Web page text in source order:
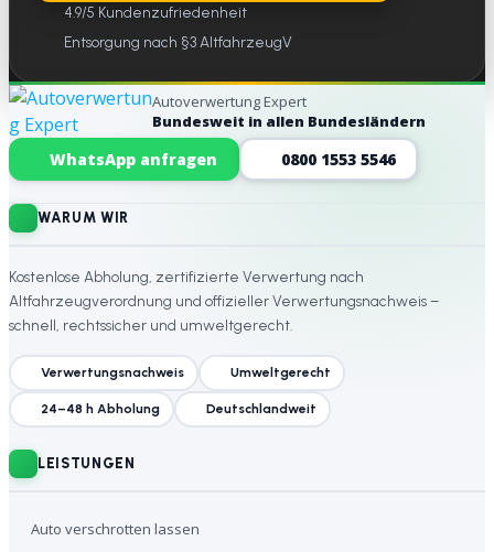
4.9/5 Kundenzufriedenheit
Entsorgung nach §3 AltfahrzeugV
Website-Footer
Autoverwertung Expert
Bundesweit in allen Bundesländern
WhatsApp anfragen 0800 1553 5546
WARUM WIR
Kostenlose Abholung, zertifizierte Verwertung nach
Altfahrzeugverordnung und offizieller Verwertungsnachweis –
schnell, rechtssicher und umweltgerecht.
Verwertungsnachweis Umweltgerecht
24–48 h Abholung Deutschlandweit
LEISTUNGEN
Auto verschrotten lassen